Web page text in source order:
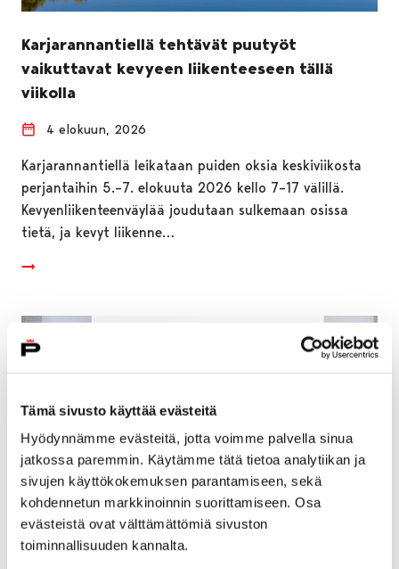
Tämä sivusto käyttää evästeitä
Hyödynnämme evästeitä, jotta voimme palvella sinua
jatkossa paremmin. Käytämme tätä tietoa analytiikan ja
sivujen käyttökokemuksen parantamiseen, sekä
kohdennetun markkinoinnin suorittamiseen. Osa
evästeistä ovat välttämättömiä sivuston
toiminnallisuuden kannalta.
Karjarannantiellä tehtävät puutyöt
vaikuttavat kevyeen liikenteeseen tällä
viikolla
4 elokuun, 2026
Karjarannantiellä leikataan puiden oksia keskiviikosta
perjantaihin 5.–7. elokuuta 2026 kello 7–17 välillä.
Kevyenliikenteenväylää joudutaan sulkemaan osissa
tietä, ja kevyt liikenne…